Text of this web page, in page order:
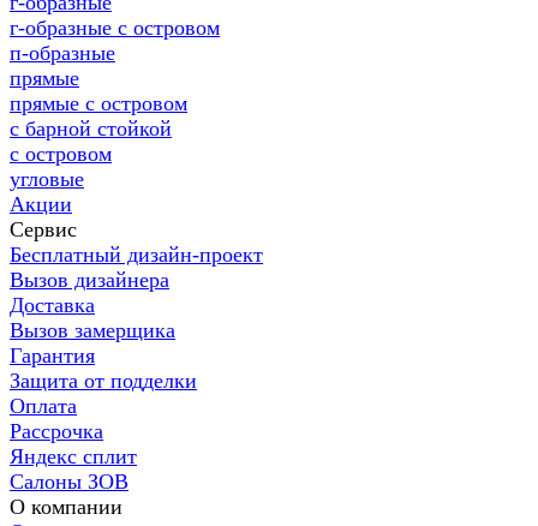
г-образные с островом
п-образные
прямые
прямые с островом
с барной стойкой
с островом
угловые
Акции
Сервис
Бесплатный дизайн-проект
Вызов дизайнера
Доставка
Вызов замерщика
Гарантия
Защита от подделки
Оплата
Рассрочка
Яндекс сплит
Салоны ЗОВ
О компании